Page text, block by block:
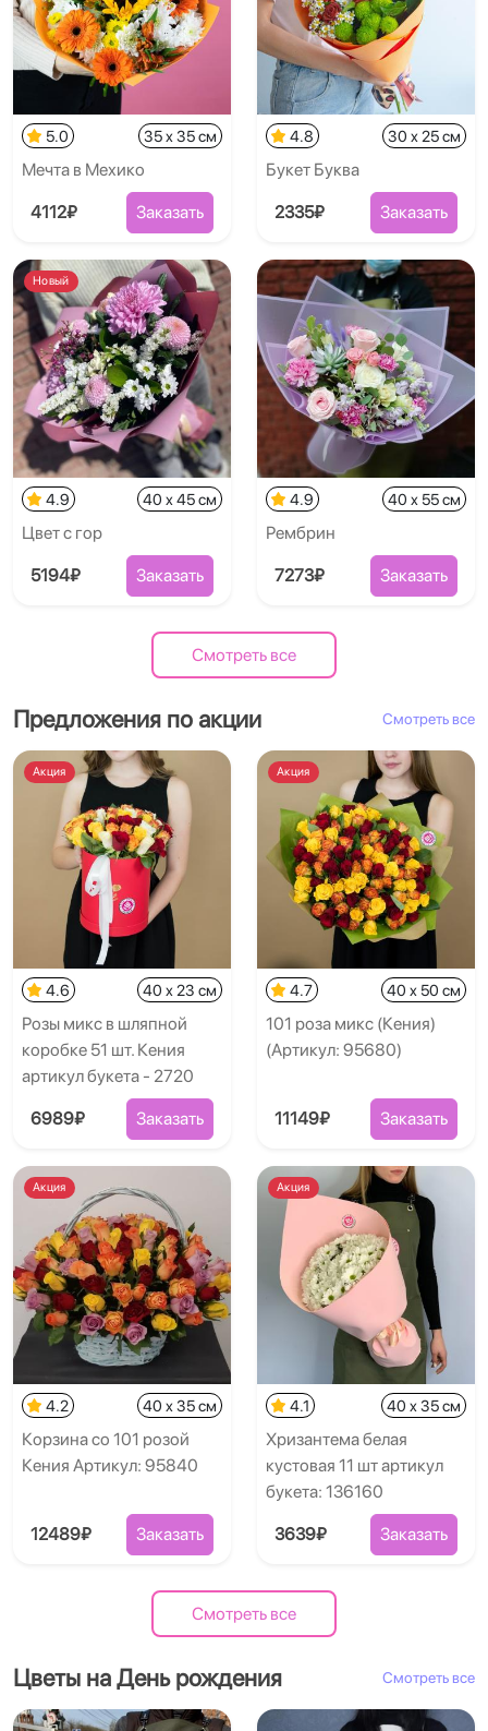
5.0 35 x 35 см
Мечта в Мехико
4112₽ Заказать
4.8 30 x 25 см
Букет Буква
2335₽ Заказать
Новый
4.9 40 x 45 см
Цвет с гор
5194₽ Заказать
4.9 40 x 55 см
Рембрин
7273₽ Заказать
Смотреть все
Предложения по акции Смотреть все
Акция
4.6 40 x 23 см
Розы микс в шляпной
коробке 51 шт. Кения
артикул букета - 2720
6989₽ Заказать
Акция
4.7 40 x 50 см
101 роза микс (Кения)
(Артикул: 95680)
11149₽ Заказать
Акция
4.2 40 x 35 см
Корзина со 101 розой
Кения Артикул: 95840
12489₽ Заказать
Акция
4.1 40 x 35 см
Хризантема белая
кустовая 11 шт артикул
букета: 136160
3639₽ Заказать
Смотреть все
Цветы на День рождения Смотреть все